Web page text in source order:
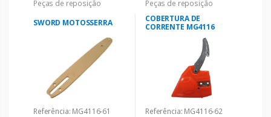
Peças de reposição
SWORD MOTOSSERRA
Referência: MG4116-61
Peças de reposição
COBERTURA DE
CORRENTE MG4116
Referência: MG4116-62